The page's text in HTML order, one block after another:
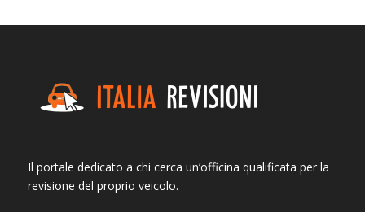
Il portale dedicato a chi cerca un’officina qualificata per la
revisione del proprio veicolo.